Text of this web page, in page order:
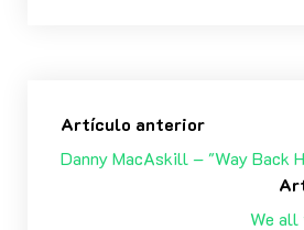
Artículo anterior
Danny MacAskill – "Way Back
We all